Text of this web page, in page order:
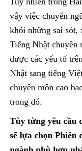
vậy việc chuyển
khỏi những sai sót,
Tiếng Nhật chuyên
được các yếu tố
Nhật sang tiếng
chuyên môn cao
trong đó.
Tùy từng yêu cầu
sẽ lựa chọn Phiên